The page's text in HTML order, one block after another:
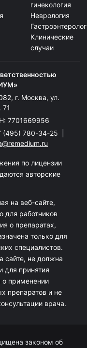
гинекология
Неврология
Клинические
случаи
г. Москва, ул.
71
7701669956
(495) 780-34-25
по лицензии
авторские
на веб-сайте,
для работников
о препаратах,
только для
специалистов.
не должна
для принятия
о применении
препаратов и не
врача.
законом об